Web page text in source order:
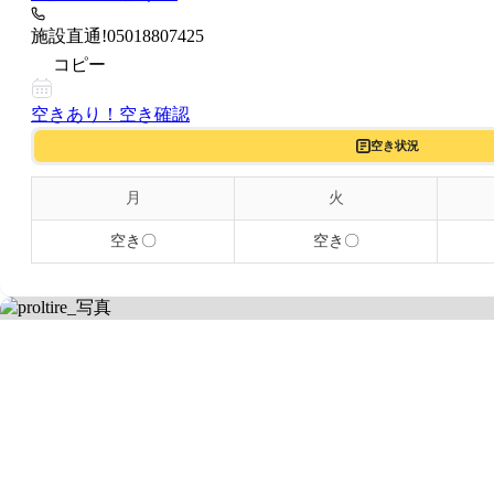
施設直通!05018807425
コピー
空きあり！ 空き確認
空き状況
月 火
空き〇 空き〇